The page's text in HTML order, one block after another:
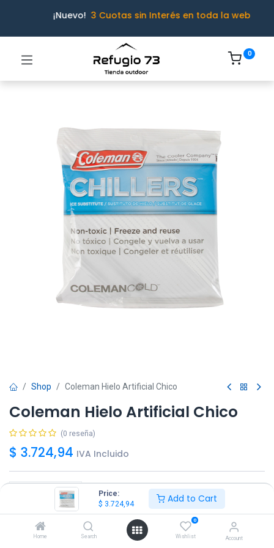
Price:
$ 3.724,94 Add to Cart
Home Search
0
Wishlist Account
¡Nuevo! 3 Cuotas sin Interés en toda la web
0
Shop Coleman Hielo Artificial Chico
Coleman Hielo Artificial Chico
(0 reseña)
$ 3.724,94 IVA Incluido
Agregar Comprar ya!